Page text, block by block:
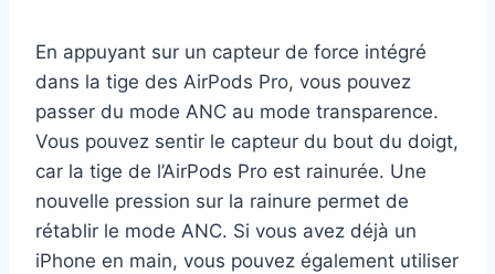
En appuyant sur un capteur de force intégré
dans la tige des AirPods Pro, vous pouvez
passer du mode ANC au mode transparence.
Vous pouvez sentir le capteur du bout du doigt,
car la tige de l’AirPods Pro est rainurée. Une
nouvelle pression sur la rainure permet de
rétablir le mode ANC. Si vous avez déjà un
iPhone en main, vous pouvez également utiliser